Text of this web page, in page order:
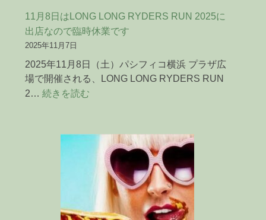
お
せ
11月8日はLONG LONG RYDERS RUN 2025に
出店なので臨時休業です
2025年11月7日
2025年11月8日（土）パシフィコ横浜 プラザ広
場で開催される、LONG LONG RYDERS RUN
2…続きを読む
8
LONG
LONG
RYDERS